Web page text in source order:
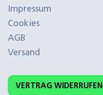
Impressum
Cookies
AGB
Versand
VERTRAG WIDERRUFEN